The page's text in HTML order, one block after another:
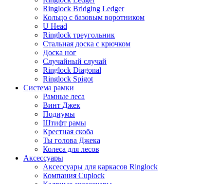
Ringlock Bridging Ledger
Кольцо с базовым воротником
U Head
Ringlock треугольник
Стальная доска с крючком
Доска ног
Случайный случай
Ringlock Diagonal
Ringlock Spigot
Система рамки
Рамные леса
Винт Джек
Подиумы
Штифт рамы
Крестная скоба
Ты голова Джека
Колеса для лесов
Аксессуары
Аксессуары для каркасов Ringlock
Компания Cuplock